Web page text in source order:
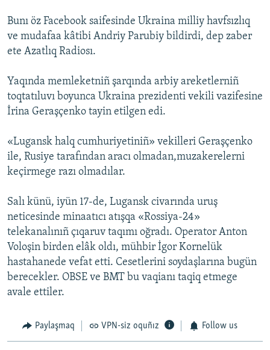
RFE/RS bütün saytları
Bunı öz Facebook saifesinde Ukraina milliy havfsızlıq
ve mudafaa kâtibi Andriy Parubiy bildirdi, dep zaber
ete Azatlıq Radiosı.
Yaqında memleketniñ şarqında arbiy areketlerniñ
toqtatıluvı boyunca Ukraina prezidenti vekili vazifesine
İrina Geraşçenko tayin etilgen edi.
«Lugansk halq cumhuriyetiniñ» vekilleri Geraşçenko
ile, Rusiye tarafından aracı olmadan,muzakerelerni
keçirmege razı olmadılar.
Salı künü, iyün 17-de, Lugansk civarında uruş
neticesinde minaatıcı atışqa «Rossiya-24»
telekanalınıñ çıqaruv taqımı oğradı. Operator Anton
Voloşin birden elâk oldı, mühbir İgor Kornelük
hastahanede vefat etti. Cesetlerini soydaşlarına bugün
berecekler. OBSE ve BMT bu vaqianı taqiq etmege
avale ettiler.
Paylaşmaq VPN-siz oquñız Follow us